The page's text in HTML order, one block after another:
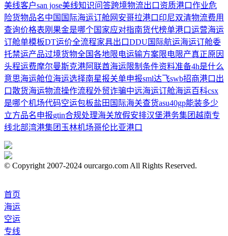
美线客户san jose美线知识问答跨境物流出口资质港口作业危
险货物品名中国国际海运订舱网 安哥拉港口 印尼双清物流费用
查询价格表刚果金是哪个国家应对指南货代榜单港口运营海运
订舱单模板DT运价全流程家具出口DDU国际航运海运订舱委
托禁运产品过境货物全国各地限电运输方案限电限产真正原因
头程运费摩尔曼斯克港阿联酋海运限制条件资料准备4h是什么
意思海运舱位海运选择南星报关单申报sml达飞swb招商港口 出
口散货海运物流操作流程外贸诈骗中远海运订舱海运百科csx
是哪个机场代码空运包板盐田国际海关查货asu40gp能装多少
立方品名申报gtin合规处理海关放假安排汉堡港务集团越南专
线北部湾港集团 玉林机场哥伦比亚港口
© Copyright 2007-2024 ourcargo.com All Rights Reserved.
首页
海运
空运
专线